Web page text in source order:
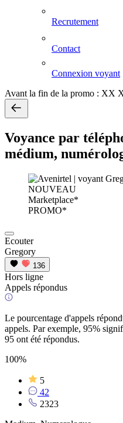
Recrutement
Contact
Connexion voyant
Avant la fin de la promo : XX
Voyance par
médium,
NOUVEAU
Marketplace*
PROMO*
Ecouter
Gregory
136
Hors ligne
Appels répondus
Le pourcentage d'appels
appels. Par exemple, 95%
95 ont été répondus.
100%
5
42
2323